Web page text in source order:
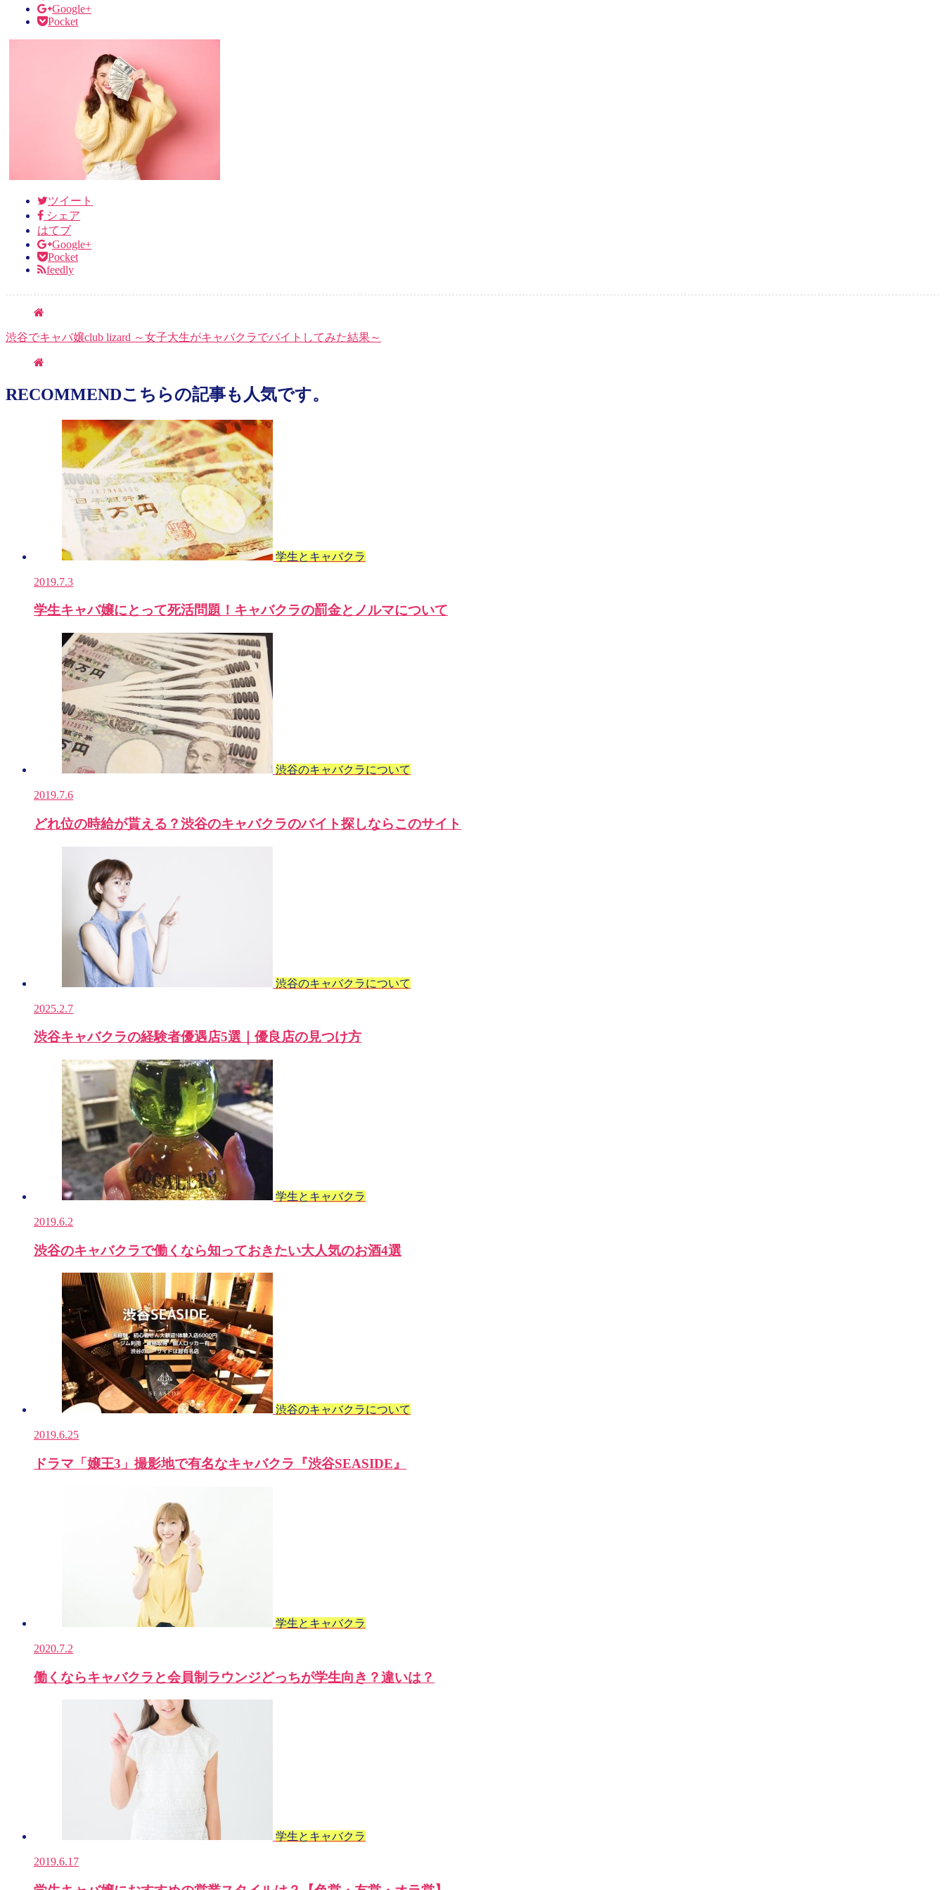
Google+
Pocket
ツイート
シェア
はてブ
Google+
Pocket
feedly
渋谷でキャバ嬢club lizard ～女子大生がキャバクラでバイトしてみた結果～
RECOMMENDこちらの記事も人気です。
学生とキャバクラ
2019.7.3
学生キャバ嬢にとって死活問題！キャバクラの罰金とノルマについて
渋谷のキャバクラについて
2019.7.6
どれ位の時給が貰える？渋谷のキャバクラのバイト探しならこのサイト
渋谷のキャバクラについて
2025.2.7
渋谷キャバクラの経験者優遇店5選｜優良店の見つけ方
学生とキャバクラ
2019.6.2
渋谷のキャバクラで働くなら知っておきたい大人気のお酒4選
渋谷のキャバクラについて
2019.6.25
ドラマ「嬢王3」撮影地で有名なキャバクラ『渋谷SEASIDE』
学生とキャバクラ
2020.7.2
働くならキャバクラと会員制ラウンジどっちが学生向き？違いは？
学生とキャバクラ
2019.6.17